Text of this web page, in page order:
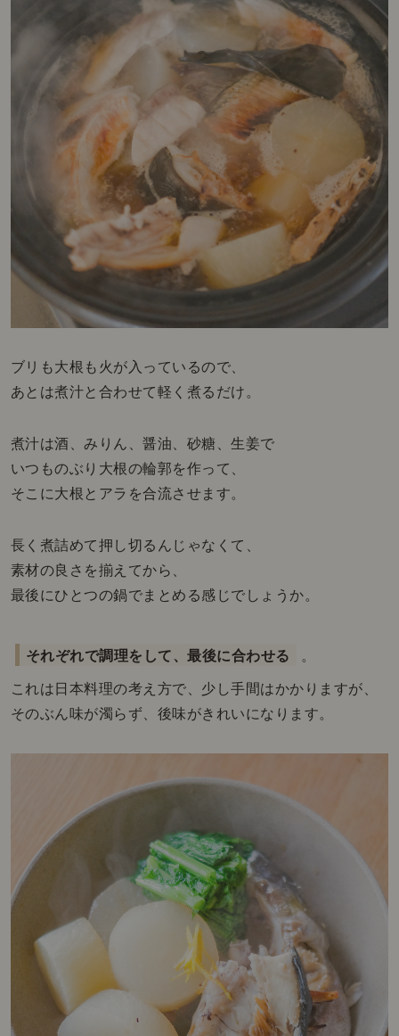
ブリも大根も火が入っているので、
あとは煮汁と合わせて軽く煮るだけ。
煮汁は酒、みりん、醤油、砂糖、生姜で
いつものぶり大根の輪郭を作って、
そこに大根とアラを合流させます。
長く煮詰めて押し切るんじゃなくて、
素材の良さを揃えてから、
最後にひとつの鍋でまとめる感じでしょうか。
それぞれで調理をして、最後に合わせる 。
これは日本料理の考え方で、少し手間はかかりますが、
そのぶん味が濁らず、後味がきれいになります。